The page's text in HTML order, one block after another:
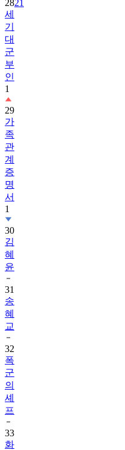
2821
세
기
대
군
부
인
1
29
가
족
관
계
증
명
서
1
30
김
혜
윤
31
송
혜
교
32
폭
군
의
셰
프
33
화